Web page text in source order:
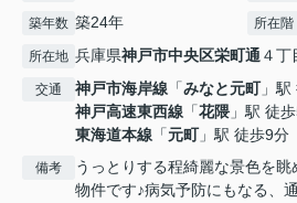
築年数 築24年 所在階
所在地 兵庫県神戸市中央区栄町通 ４丁
交通 神戸市海岸線 「みなと元町」駅
神戸高速東西線 「花隈 」駅 徒
東海道本線 「元町」駅 徒歩9分
備考
うっとりする程綺麗な景色を
物件です♪病気予防にもなる、